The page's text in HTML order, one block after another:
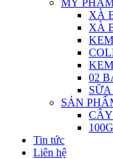
MỸ
XÀ
XÀ
02
SẢN
Tin tức
Liên hệ